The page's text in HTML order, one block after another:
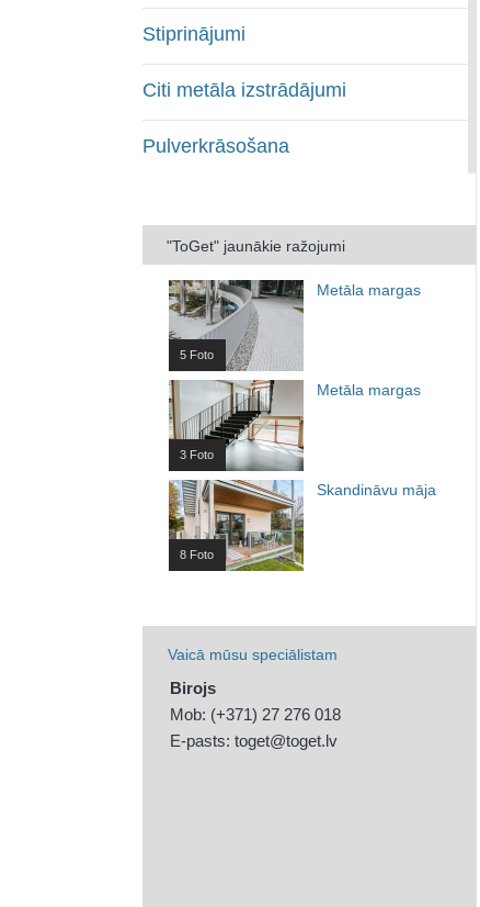
Stiprinājumi
Citi metāla izstrādājumi
Pulverkrāsošana
"ToGet" jaunākie ražojumi
Metāla margas
5 Foto
Metāla margas
3 Foto
Skandināvu māja
8 Foto
Vaicā mūsu speciālistam
Birojs
Mob: (+371) 27 276 018
E-pasts: toget@toget.lv